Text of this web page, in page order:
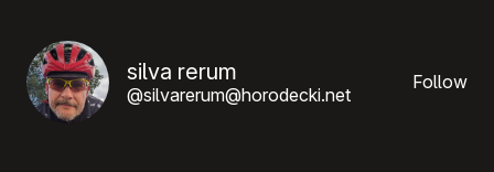
silva rerum
@silvarerum@horodecki.net
Follow